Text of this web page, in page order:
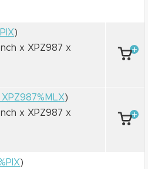
)
x XPZ987 x
XPZ987%MLX)
x XPZ987 x
)